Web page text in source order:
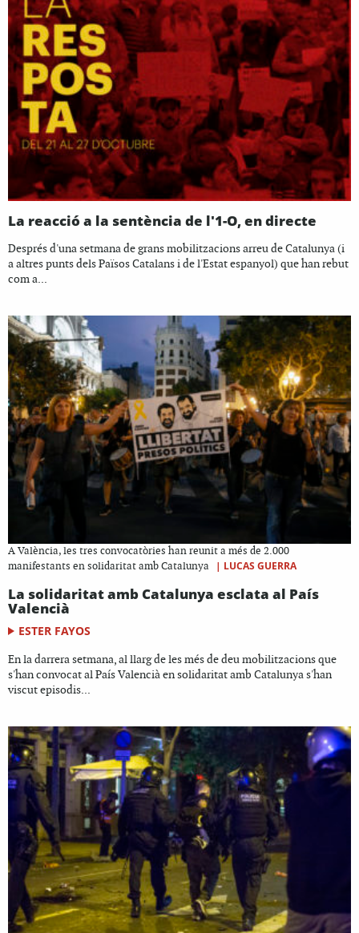
La reacció a la sentència de l'1-O, en directe
Després d'una setmana de grans mobilitzacions arreu de Catalunya (i
a altres punts dels Països Catalans i de l'Estat espanyol) que han rebut
com a...
A València, les tres convocatòries han reunit a més de 2.000
manifestants en solidaritat amb Catalunya
| LUCAS GUERRA
La solidaritat amb Catalunya esclata al País
Valencià
ESTER FAYOS
En la darrera setmana, al llarg de les més de deu mobilitzacions que
s'han convocat al País Valencià en solidaritat amb Catalunya s'han
viscut episodis...